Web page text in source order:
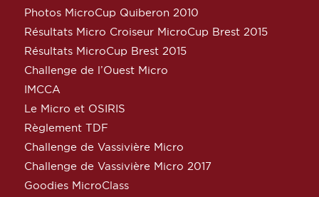
Photos MicroCup Quiberon 2010
Résultats Micro Croiseur MicroCup Brest 2015
Résultats MicroCup Brest 2015
Challenge de l’Ouest Micro
IMCCA
Le Micro et OSIRIS
Règlement TDF
Challenge de Vassivière Micro
Challenge de Vassivière Micro 2017
Goodies MicroClass